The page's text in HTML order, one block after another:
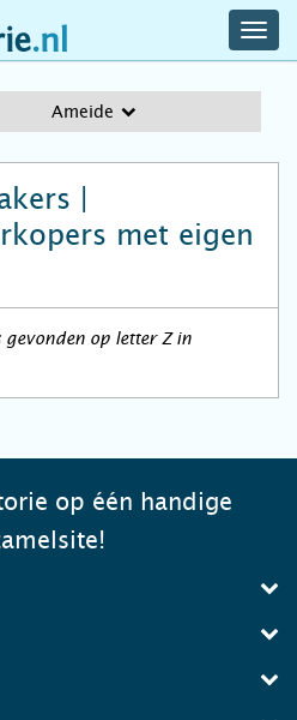
Ameide
|
met eigen
op letter Z in
op één handige